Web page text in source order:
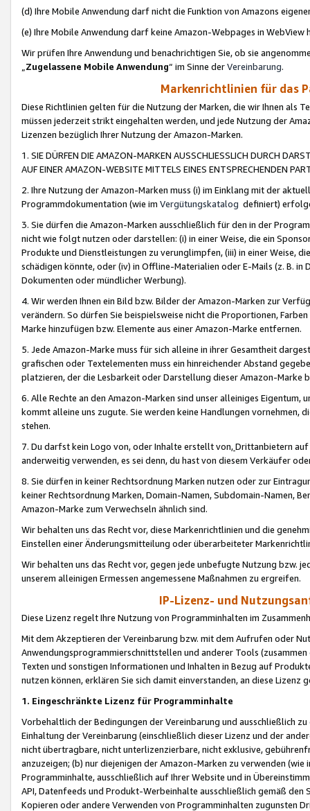
(d) Ihre Mobile Anwendung darf nicht die Funktion von Amazons
(e) Ihre Mobile Anwendung darf keine Amazon-Webpages in WebView
Wir prüfen Ihre Anwendung und benachrichtigen Sie, ob sie
„Zugelassene Mobile Anwendung“ im Sinne derVereinbarung.
Markenrichtlinien für das
Diese Richtlinien gelten für die Nutzung der Marken, die wir Ihnen als
müssen jederzeit strikt eingehalten werden, und jede Nutzung der
Lizenzen bezüglich Ihrer Nutzung der Amazon-Marken.
1. SIE DÜRFEN DIE AMAZON-MARKEN AUSSCHLIESSLICH DURCH
AUF EINER AMAZON-WEBSITE MITTELS EINES ENTSPRECHENDEN
2. Ihre Nutzung der Amazon-Marken muss (i) im Einklang mit der
Programmdokumentation (wie im Vergütungskatalog definiert)
3. Sie dürfen die Amazon-Marken ausschließlich für den in der
nicht wie folgt nutzen oder darstellen: (i) in einer Weise, die ein
Produkte und Dienstleistungen zu verunglimpfen, (iii) in einer Weise,
schädigen könnte, oder (iv) in Offline-Materialien oder E-Mails (z. B. in
Dokumenten oder mündlicher Werbung).
4. Wir werden Ihnen ein Bild bzw. Bilder der Amazon-Marken zur
verändern. So dürfen Sie beispielsweise nicht die Proportionen,
Marke hinzufügen bzw. Elemente aus einer Amazon-Marke entfernen.
5. Jede Amazon-Marke muss für sich alleine in ihrer Gesamtheit
grafischen oder Textelementen muss ein hinreichender Abstand
platzieren, der die Lesbarkeit oder Darstellung dieser Amazon-Marke
6. Alle Rechte an den Amazon-Marken sind unser alleiniges
kommt alleine uns zugute. Sie werden keine Handlungen vornehmen,
stehen.
7. Du darfst kein Logo von, oder Inhalte erstellt von,Drittanbietern auf
anderweitig verwenden, es sei denn, du hast von diesem Verkäufer
8. Sie dürfen in keiner Rechtsordnung Marken nutzen oder zur
keiner Rechtsordnung Marken, Domain-Namen, Subdomain-Namen,
Amazon-Marke zum Verwechseln ähnlich sind.
Wir behalten uns das Recht vor, diese Markenrichtlinien und die
Einstellen einer Änderungsmitteilung oder überarbeiteter
Wir behalten uns das Recht vor, gegen jede unbefugte Nutzung bzw.
unserem alleinigen Ermessen angemessene Maßnahmen zu ergreifen.
IP-Lizenz- und
Diese Lizenz regelt Ihre Nutzung von Programminhalten im
Mit dem Akzeptieren der Vereinbarung bzw. mit dem Aufrufen oder
Anwendungsprogrammierschnittstellen und anderer Tools (zusammen
Texten und sonstigen Informationen und Inhalten in Bezug auf
nutzen können, erklären Sie sich damit einverstanden, an diese Lizenz
1. Eingeschränkte Lizenz für Programminhalte
Vorbehaltlich der Bedingungen der Vereinbarung und ausschließlich
Einhaltung der Vereinbarung (einschließlich dieser Lizenz und der
nicht übertragbare, nicht unterlizenzierbare, nicht exklusive,
anzuzeigen; (b) nur diejenigen der Amazon-Marken zu verwenden
Programminhalte, ausschließlich auf Ihrer Website und in
API, Datenfeeds und Produkt-Werbeinhalte ausschließlich gemäß
Kopieren oder andere Verwenden von Programminhalten zugunsten